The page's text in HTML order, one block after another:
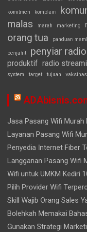
komitmen komplain
malas marah marketing
orang tua panduan
penjahit penyiar radio
produktif radio
system
target tujuan
Jasa Pasang Wifi Murah
Layanan Pasang Wifi
Penyedia Internet Fiber
Langganan Pasang Wifi
Wifi untuk UMKM Kediri
Pilih Provider Wifi
Skill Wajib Orang Sales
Bolehkah Memakai
Gunakan Strategi